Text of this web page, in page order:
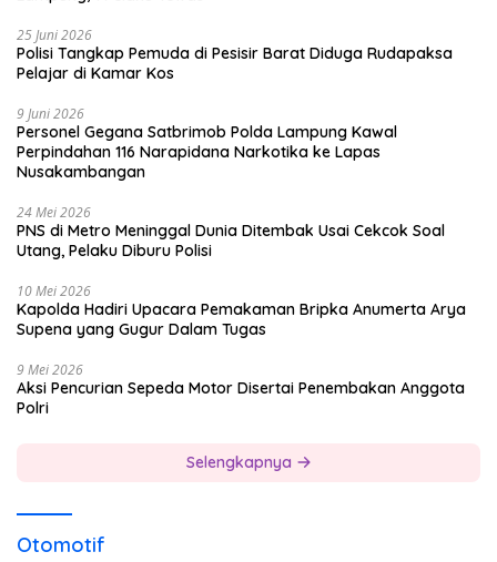
25 Juni 2026
Polisi Tangkap Pemuda di Pesisir Barat Diduga Rudapaksa
Pelajar di Kamar Kos
9 Juni 2026
Personel Gegana Satbrimob Polda Lampung Kawal
Perpindahan 116 Narapidana Narkotika ke Lapas
Nusakambangan
24 Mei 2026
PNS di Metro Meninggal Dunia Ditembak Usai Cekcok Soal
Utang, Pelaku Diburu Polisi
10 Mei 2026
Kapolda Hadiri Upacara Pemakaman Bripka Anumerta Arya
Supena yang Gugur Dalam Tugas
9 Mei 2026
Aksi Pencurian Sepeda Motor Disertai Penembakan Anggota
Polri
Selengkapnya
Otomotif